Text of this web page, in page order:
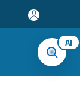
AI